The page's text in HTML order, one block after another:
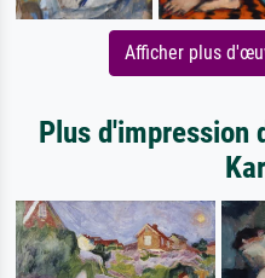
Afficher plus
Plus d'impression